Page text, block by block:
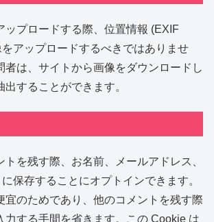
ップロードする際、位置情報 (EXIF
アップロードするべきではありませ
者は、サイトから画像をダウンロードし
することができます。
トを残す際、お名前、メールアドレス、
保存することにオプトインできます。
宜のためであり、他のコメントを残す際
力する手間を省きます。この Cookie は